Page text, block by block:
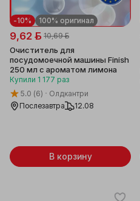
100% оригинал
-10%
9,62 ƃ 10,69 ƃ
Очиститель для
посудомоечной машины Finish
250 мл с ароматом лимона
Купили 1 177 раз
5.0 (6)
Олдкантри
Послезавтра
12.08
В корзину